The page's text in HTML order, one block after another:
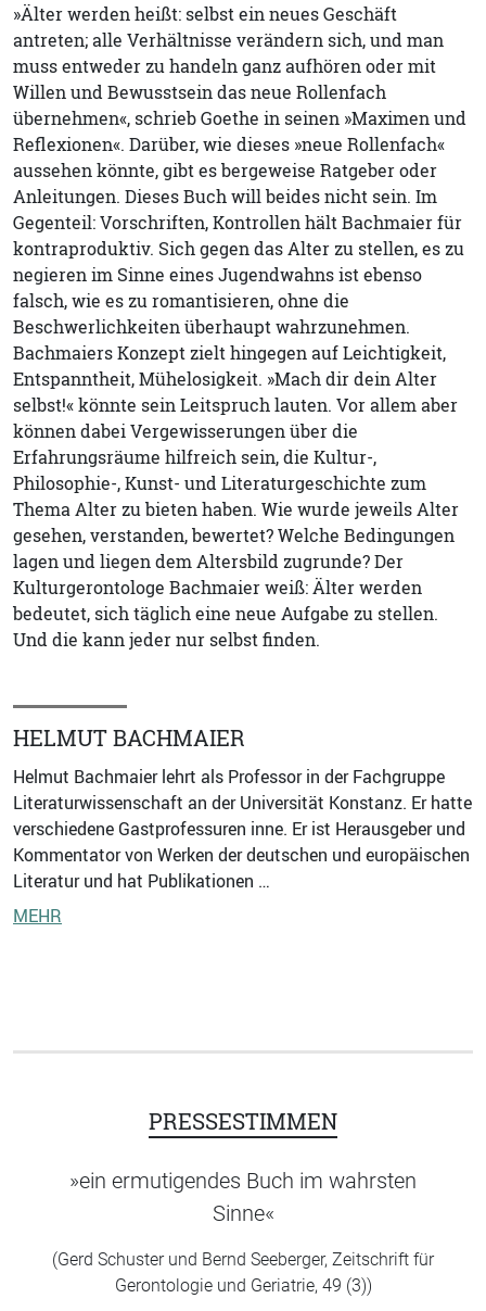
»Älter werden heißt: selbst ein neues Geschäft
antreten; alle Verhältnisse verändern sich, und man
muss entweder zu handeln ganz aufhören oder mit
Willen und Bewusstsein das neue Rollenfach
übernehmen«, schrieb Goethe in seinen »Maximen und
Reflexionen«. Darüber, wie dieses »neue Rollenfach«
aussehen könnte, gibt es bergeweise Ratgeber oder
Anleitungen. Dieses Buch will beides nicht sein. Im
Gegenteil: Vorschriften, Kontrollen hält Bachmaier für
kontraproduktiv. Sich gegen das Alter zu stellen, es zu
negieren im Sinne eines Jugendwahns ist ebenso
falsch, wie es zu romantisieren, ohne die
Beschwerlichkeiten überhaupt wahrzunehmen.
Bachmaiers Konzept zielt hingegen auf Leichtigkeit,
Entspanntheit, Mühelosigkeit. »Mach dir dein Alter
selbst!« könnte sein Leitspruch lauten. Vor allem aber
können dabei Vergewisserungen über die
Erfahrungsräume hilfreich sein, die Kultur-,
Philosophie-, Kunst- und Literaturgeschichte zum
Thema Alter zu bieten haben. Wie wurde jeweils Alter
gesehen, verstanden, bewertet? Welche Bedingungen
lagen und liegen dem Altersbild zugrunde? Der
Kulturgerontologe Bachmaier weiß: Älter werden
bedeutet, sich täglich eine neue Aufgabe zu stellen.
Und die kann jeder nur selbst finden.
HELMUT BACHMAIER
Helmut Bachmaier lehrt als Professor in der Fachgruppe
Literaturwissenschaft an der Universität Konstanz. Er hatte
verschiedene Gastprofessuren inne. Er ist Herausgeber und
Kommentator von Werken der deutschen und europäischen
Literatur und hat Publikationen …
MEHR
PRESSESTIMMEN
»ein ermutigendes Buch im wahrsten
Sinne«
(Gerd Schuster und Bernd Seeberger, Zeitschrift für
Gerontologie und Geriatrie, 49 (3))